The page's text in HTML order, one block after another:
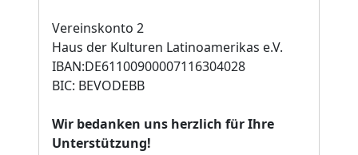
Vereinskonto 2
Haus der Kulturen Latinoamerikas e.V.
IBAN:DE61100900007116304028
BIC: BEVODEBB
Wir bedanken uns herzlich für Ihre
Unterstützung!